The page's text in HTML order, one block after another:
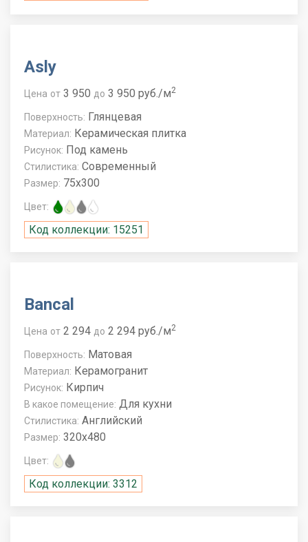
Asly
Цена от 3 950 до 3 950 руб./м2
Поверхность: Глянцевая
Материал: Керамическая плитка
Рисунок: Под камень
Стилистика: Современный
Размер: 75x300
Цвет:
Код коллекции: 15251
Bancal
Цена от 2 294 до 2 294 руб./м2
Поверхность: Матовая
Материал: Керамогранит
Рисунок: Кирпич
В какое помещение: Для кухни
Стилистика: Английский
Размер: 320x480
Цвет:
Код коллекции: 3312